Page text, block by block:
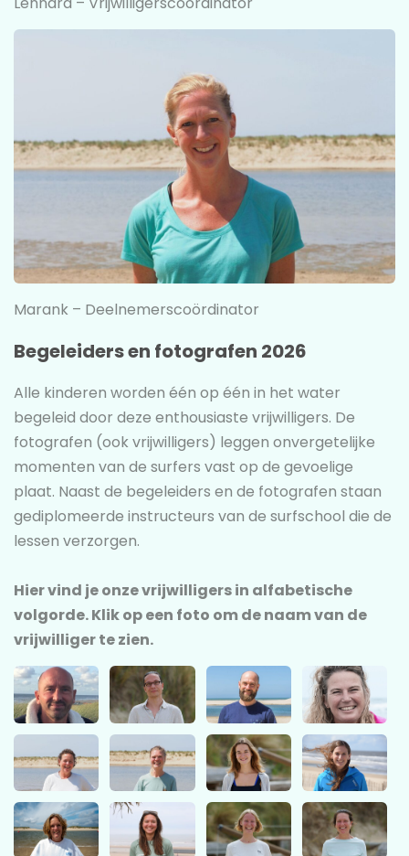
Marank – Deelnemerscoördinator
Begeleiders en fotografen 2026
Alle kinderen worden één op één in het water
begeleid door deze enthousiaste vrijwilligers. De
fotografen (ook vrijwilligers) leggen onvergetelijke
momenten van de surfers vast op de gevoelige
plaat. Naast de begeleiders en de fotografen staan
gediplomeerde instructeurs van de surfschool die de
lessen verzorgen.
Hier vind je onze vrijwilligers in alfabetische
volgorde. Klik op een foto om de naam van de
vrijwilliger te zien.